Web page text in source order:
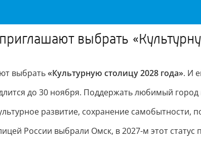
выбрать
выбрать«Культурную столицу 2028 года». И
до 30 ноября. Поддержать любимый город
развитие, сохранение
России выбрали Омск, в 2027-м этот статус